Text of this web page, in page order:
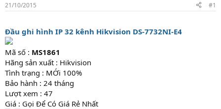
g
21/10/2015 #1
Đầu ghi hình IP 32 kênh Hikvision DS-7732NI-E4
Mã số : MS1861
Hãng sản xuất : Hikvision
Tình trạng : MỚi 100%
Bảo hành : 24 tháng
Lượt xem : 47
Giá : Gọi Để Có Giá Rẻ Nhất